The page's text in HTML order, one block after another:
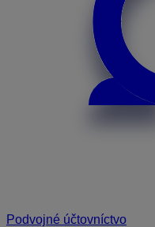
Podvojné účtovníctvo